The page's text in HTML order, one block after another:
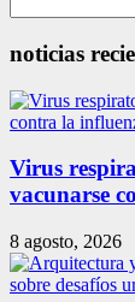
noticias
Virus
vacunarse
8 agosto, 2026